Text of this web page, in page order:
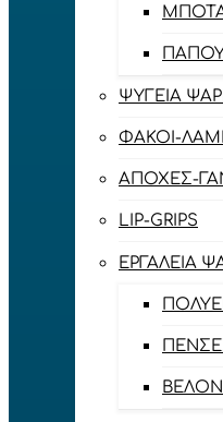
ΨΥΓΕΊΑ
ΦΑΚΟΊ-
ΑΠΌΧΕΣ-
LIP-GRIPS
EΡΓΑΛΕΊΑ